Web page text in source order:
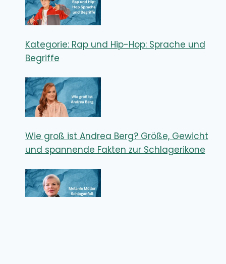
Kategorie: Rap und Hip-Hop: Sprache und
Begriffe
Wie groß ist Andrea Berg? Größe, Gewicht
und spannende Fakten zur Schlagerikone